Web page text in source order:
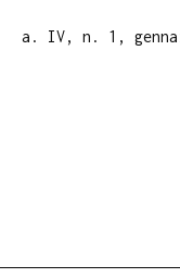
a. IV, n. 1,